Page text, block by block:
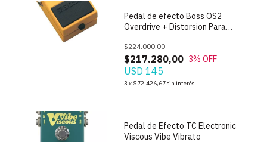
Pedal de efecto Boss OS2
Overdrive + Distorsion Para
$217.280,00
$224.000,00
3% OFF
USD 145
3 x $72.426,67sin interés
Pedal de Efecto TC Electronic
Viscous Vibe Vibrato